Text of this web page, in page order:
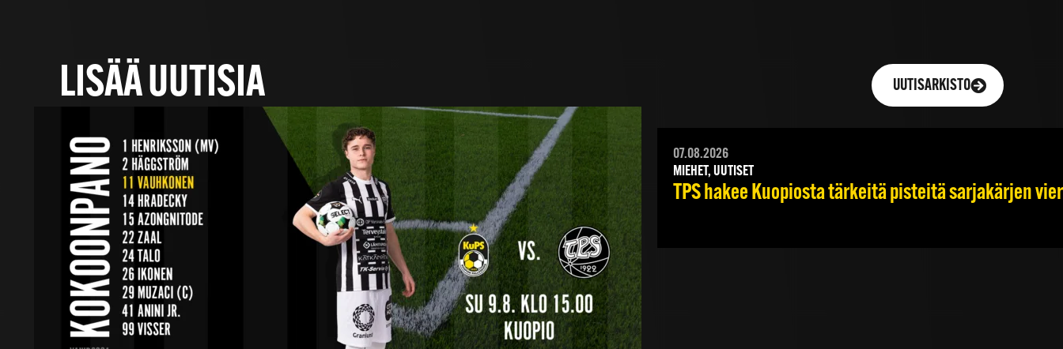
LISÄÄ UUTISIA UUTISARKISTO
07.08.2026
MIEHET, UUTISET
TPS hakee Kuopiosta tärkeitä pisteitä sarjakärjen